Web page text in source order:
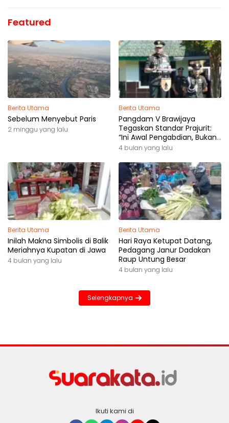
Featured
Berita Utama
Sebelum Menyebut Paris
2 minggu yang lalu
Berita Utama
Pangdam V Brawijaya
Tegaskan Standar Prajurit:
“Ini Awal Pengabdian, Bukan
Akhir Perjalanan”
4 bulan yang lalu
Berita Utama
Inilah Makna Simbolis di Balik
Meriahnya Kupatan di Jawa
4 bulan yang lalu
Berita Utama
Hari Raya Ketupat Datang,
Pedagang Janur Dadakan
Raup Untung Besar
4 bulan yang lalu
Selengkapnya
Ikuti kami di